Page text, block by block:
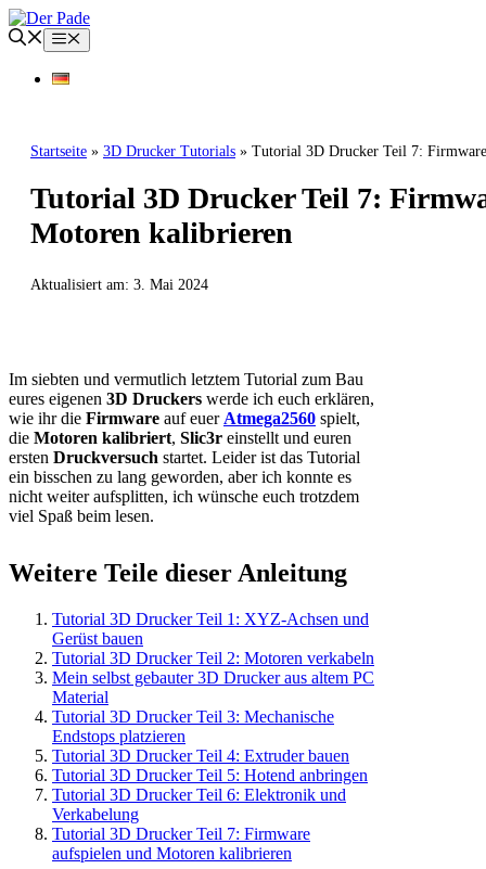
Zum
Inhalt
springen
Menü
Startseite » 3D Drucker Tutorials » Tutorial 3D Drucker Teil 7:
Tutorial 3D Drucker Teil 7:
Motoren kalibrieren
Aktualisiert am: 3. Mai 2024
Im siebten und vermutlich letztem Tutorial zum Bau
eures eigenen 3D Druckers werde ich euch erklären,
wie ihr die Firmware auf euer Atmega2560 spielt,
die Motoren kalibriert, Slic3r einstellt und euren
ersten Druckversuch startet. Leider ist das Tutorial
ein bisschen zu lang geworden, aber ich konnte es
nicht weiter aufsplitten, ich wünsche euch trotzdem
viel Spaß beim lesen.
Weitere Teile dieser Anleitung
Tutorial 3D Drucker Teil 1: XYZ-Achsen und
Gerüst bauen
Tutorial 3D Drucker Teil 2: Motoren verkabeln
Mein selbst gebauter 3D Drucker aus altem PC
Material
Tutorial 3D Drucker Teil 3: Mechanische
Endstops platzieren
Tutorial 3D Drucker Teil 4: Extruder bauen
Tutorial 3D Drucker Teil 5: Hotend anbringen
Tutorial 3D Drucker Teil 6: Elektronik und
Verkabelung
Tutorial 3D Drucker Teil 7: Firmware
aufspielen und Motoren kalibrieren